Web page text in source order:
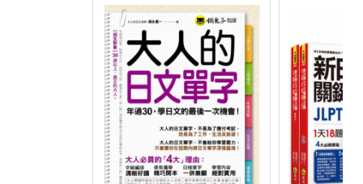
固定學習：每天學習
個單字
養成每天固定學習的習慣，每天只要讀50個單字，熟悉單字
的用法，建立大腦記憶，只要30天就能掌握日檢N4-N5必考
的1,550個核心單字。
理解語境：日籍老師撰寫例句
背單字最怕知道意思卻不會用，本書邀請日籍老師編寫的例
句，例句完全對標 N4-N5的程度與考場情境。透過例句，除
了能掌握單字的意思語用法之外，還可以觀察單字在句子中
的位置、助詞的搭配，有助於提升面對文字語彙、讀解題型